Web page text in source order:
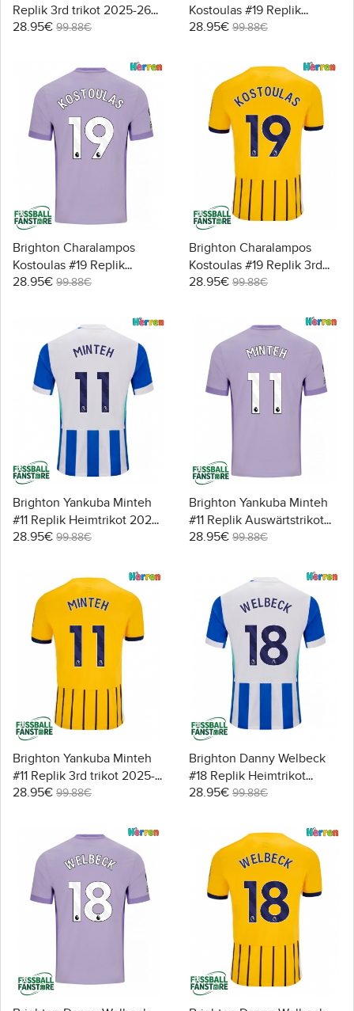
Replik 3rd trikot 2025-26
Kurzarm
28.95€ 99.88€
Kostoulas #19 Replik
Heimtrikot 2025-26
28.95€ 99.88€
Brighton Charalampos
Kostoulas #19 Replik
Auswärtstrikot 2025-26
28.95€ 99.88€
Brighton Charalampos
Kostoulas #19 Replik 3rd
trikot 2025-26 Kurzarm
28.95€ 99.88€
Brighton Yankuba Minteh
#11 Replik Heimtrikot 2025-
26 Kurzarm
28.95€ 99.88€
Brighton Yankuba Minteh
#11 Replik Auswärtstrikot
2025-26 Kurzarm
28.95€ 99.88€
Brighton Yankuba Minteh
#11 Replik 3rd trikot 2025-
26 Kurzarm
28.95€ 99.88€
Brighton Danny Welbeck
#18 Replik Heimtrikot
2025-26 Kurzarm
28.95€ 99.88€